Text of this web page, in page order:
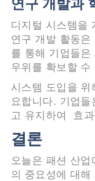
디지털 시스템을
연구 개발 활동
를 통해 기업들
우위를 확보할 수
시스템 도입을 위
요합니다. 기업
고 유지하여 효
결론
오늘은 패션 산
의 중요성에 대